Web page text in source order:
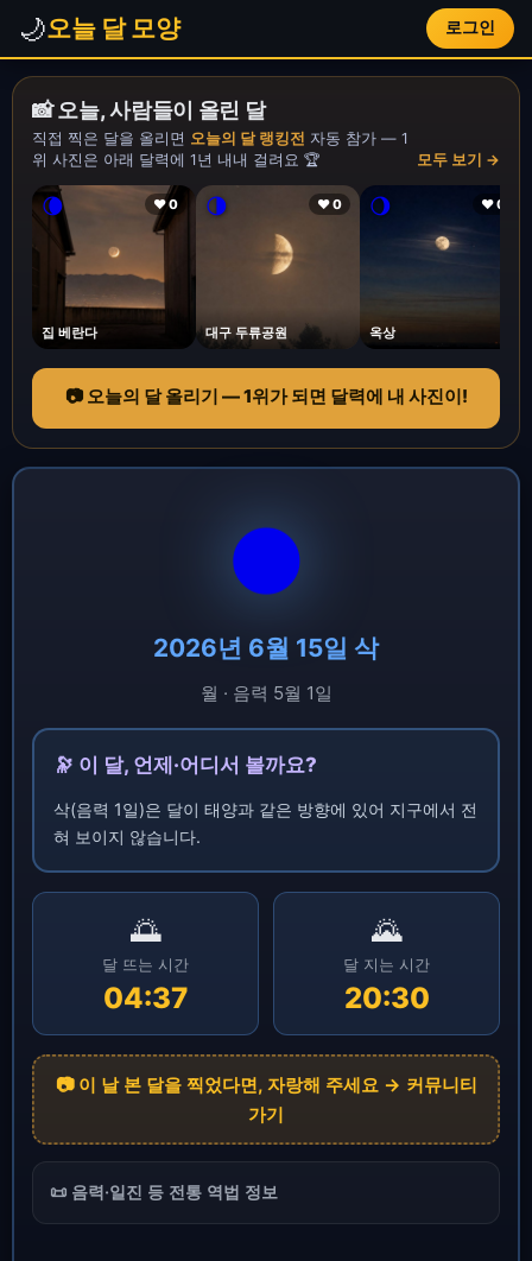
🌙오늘 달 모양 로그인
📸 오늘, 사람들이 올린 달
직접 찍은 달을 올리면 오늘의 달 랭킹전 자동 참가 — 1
위 사진은 아래 달력에 1년 내내 걸려요 🏆
모두 보기 →
🌘 ❤ 0
집 베란다
🌗 ❤ 0
대구 두류공원
🌖 ❤ 0
옥상
📷 오늘의 달 올리기 — 1위가 되면 달력에 내 사진이!
🌑
2026년 6월 15일 삭
월 · 음력 5월 1일
🔭 이 달, 언제·어디서 볼까요?
삭(음력 1일)은 달이 태양과 같은 방향에 있어 지구에서 전
혀 보이지 않습니다.
🌅
달 뜨는 시간
04:37
🌄
달 지는 시간
20:30
📷 이 날 본 달을 찍었다면, 자랑해 주세요 → 커뮤니티
가기
📜 음력·일진 등 전통 역법 정보